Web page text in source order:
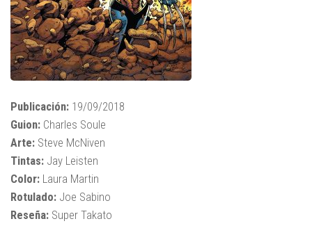
Publicación: 19/09/2018
Guion: Charles Soule
Arte: Steve McNiven
Tintas: Jay Leisten
Color: Laura Martin
Rotulado: Joe Sabino
Reseña: Super Takato